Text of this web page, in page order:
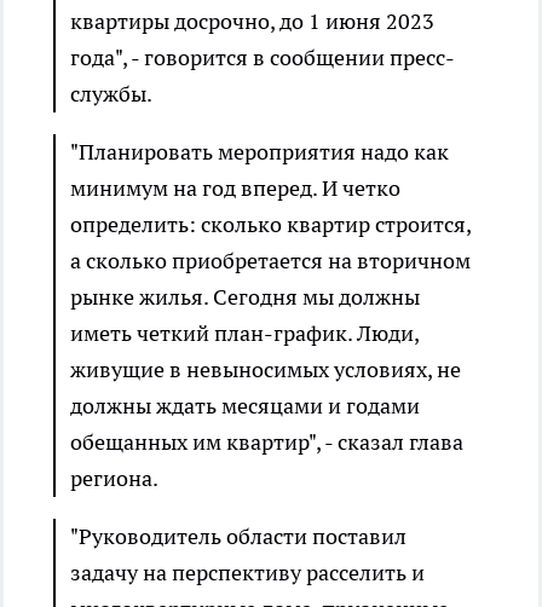
квартиры досрочно, до 1 июня 2023
года", - говорится в сообщении пресс-
службы.
"Планировать мероприятия надо как
минимум на год вперед. И четко
определить: сколько квартир строится,
а сколько приобретается на вторичном
рынке жилья. Сегодня мы должны
иметь четкий план-график. Люди,
живущие в невыносимых условиях, не
должны ждать месяцами и годами
обещанных им квартир", - сказал глава
региона.
"Руководитель области поставил
задачу на перспективу расселить и